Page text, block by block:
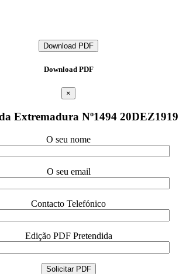
Download PDF
Download PDF
×
Extremadura Nº1494 20DEZ1919
O seu nome
O seu email
Contacto Telefónico
Edição PDF Pretendida